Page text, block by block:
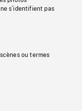
s’identifient pas
ou termes